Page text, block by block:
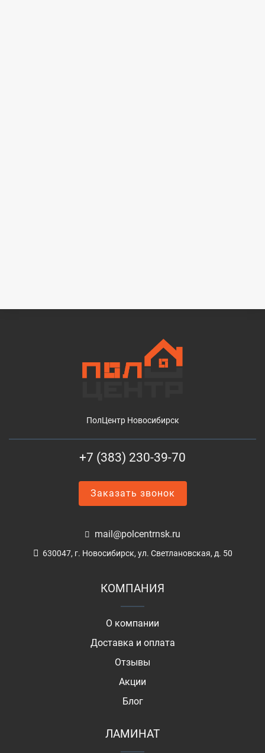
ПолЦентр Новосибирск
+7 (383) 230-39-70
Заказать звонок
mail@polcentrnsk.ru
630047, г. Новосибирск, ул. Светлановская, д. 50
КОМПАНИЯ
О компании
Доставка и оплата
Отзывы
Акции
Блог
ЛАМИНАТ